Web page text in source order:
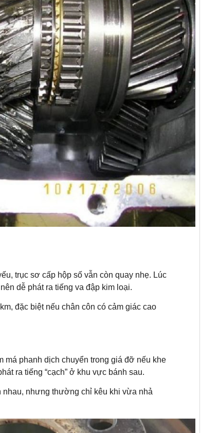
trục sơ cấp hộp số vẫn còn quay nhẹ. Lúc
dễ phát ra tiếng va đập kim loại.
đặc biệt nếu chân côn có cảm giác cao
má phanh dịch chuyển trong giá đỡ nếu khe
ra tiếng “cạch” ở khu vực bánh sau.
nhau, nhưng thường chỉ kêu khi vừa nhả